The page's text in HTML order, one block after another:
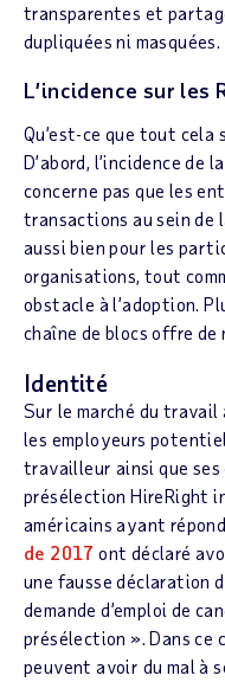
transparentes et
dupliquées ni masquées.
L’incidence sur les
Qu’est-ce que tout
D’abord, l’incidence de
concerne pas que les
transactions au sein de
aussi bien pour les
organisations, tout
obstacle à l’adoption.
chaîne de blocs offre de
Identité
Sur le marché du
les employeurs
travailleur ainsi que
présélection HireRight
américains ayant
de 2017 ont déclaré
une fausse déclaration
demande d’emploi de
présélection ». Dans
peuvent avoir du mal à